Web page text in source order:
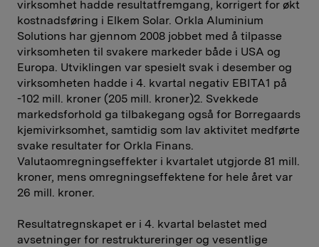
virksomhet hadde resultatfremgang, korrigert for økt
kostnadsføring i Elkem Solar. Orkla Aluminium
Solutions har gjennom 2008 jobbet med å tilpasse
virksomheten til svakere markeder både i USA og
Europa. Utviklingen var spesielt svak i desember og
virksomheten hadde i 4. kvartal negativ EBITA1 på
-102 mill. kroner (205 mill. kroner)2. Svekkede
markedsforhold ga tilbakegang også for Borregaards
kjemivirksomhet, samtidig som lav aktivitet medførte
svake resultater for Orkla Finans.
Valutaomregningseffekter i kvartalet utgjorde 81 mill.
kroner, mens omregningseffektene for hele året var
26 mill. kroner.
Resultatregnskapet er i 4. kvartal belastet med
avsetninger for restruktureringer og vesentlige